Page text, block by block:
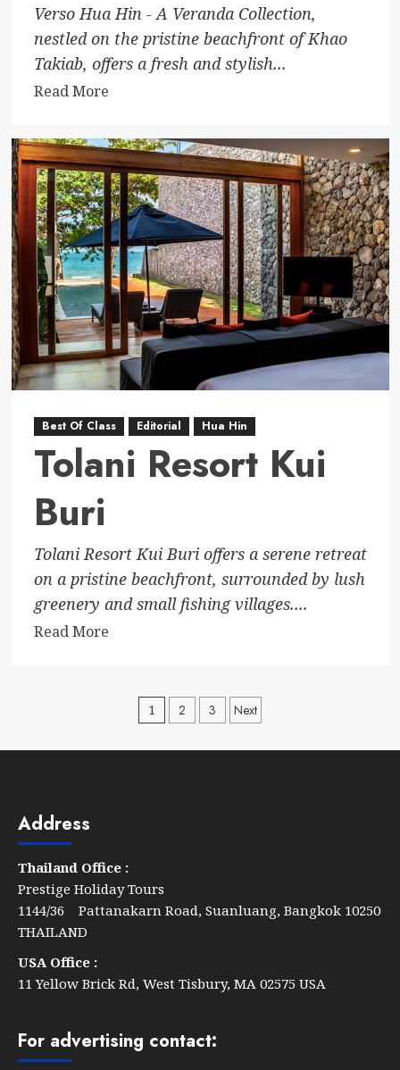
Verso Hua Hin - A Veranda Collection,
nestled on the pristine beachfront of Khao
Takiab, offers a fresh and stylish...
Read MoreRead
about
Verso
Hua
Hin
–
A
Veranda
Collection
Best Of Class Editorial Hua Hin
Tolani Resort Kui
Buri
Tolani Resort Kui Buri offers a serene retreat
on a pristine beachfront, surrounded by lush
greenery and small fishing villages....
Read MoreRead
Tolani
ResortPosts
pagination
1 2 3 Next
Address
Thailand Office :
Prestige Holiday Tours
1144/36 Pattanakarn Road, Suanluang, Bangkok 10250
THAILAND
USA Office :
11 Yellow Brick Rd, West Tisbury, MA 02575 USA
For advertising contact: